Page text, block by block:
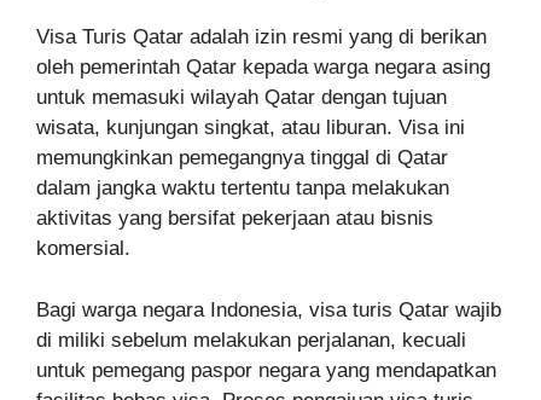
Visa Turis Qatar adalah izin resmi yang di berikan
oleh pemerintah Qatar kepada warga negara asing
untuk memasuki wilayah Qatar dengan tujuan
wisata, kunjungan singkat, atau liburan. Visa ini
memungkinkan pemegangnya tinggal di Qatar
dalam jangka waktu tertentu tanpa melakukan
aktivitas yang bersifat pekerjaan atau bisnis
komersial.
Bagi warga negara Indonesia, visa turis Qatar wajib
di miliki sebelum melakukan perjalanan, kecuali
untuk pemegang paspor negara yang mendapatkan